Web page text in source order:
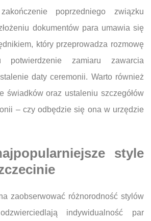
poprzedniego związku
dokumentów para umawia się
który przeprowadza rozmowę
zamiaru zawarcia
daty ceremonii. Warto również
świadków oraz ustaleniu szczegółów
– czy odbędzie się ona w urzędzie
style
zaobserwować różnorodność stylów
indywidualność par